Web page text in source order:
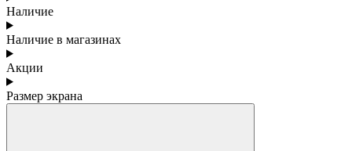
Наличие
Наличие в магазинах
Акции
Размер экрана